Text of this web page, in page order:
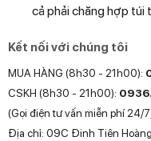
cả phải chăng hợp túi
Kết nối với chúng tôi
MUA HÀNG (8h30 - 21h00):
CSKH (8h30 - 21h00):
(Gọi điện tư vấn miễn phí 24/
Địa chỉ: 09C Đinh Tiên